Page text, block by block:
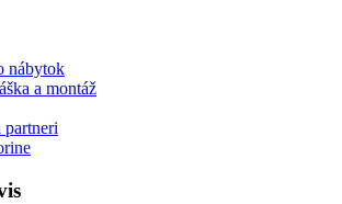
nábytok
a montáž
partneri